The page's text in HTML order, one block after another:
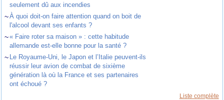
seulement dû aux incendies
~À quoi doit-on faire attention quand on boit de
l'alcool devant ses enfants ?
~« Faire roter sa maison » : cette habitude
allemande est-elle bonne pour la santé ?
~ Le Royaume-Uni, le Japon et l’Italie peuvent-ils
réussir leur avion de combat de sixième
génération là où la France et ses partenaires
ont échoué ?
Liste complète